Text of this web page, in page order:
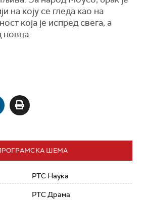
на коју се гледа као на
која је испред свега, а
новца.
ШЕМА
РТС Наука
РТС Драма